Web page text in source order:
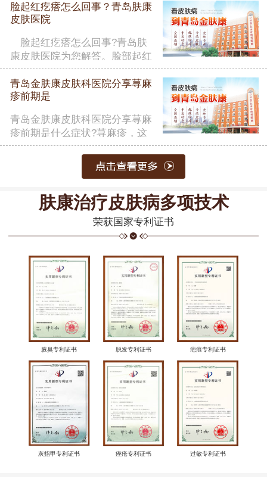
脸起红疙瘩怎么回事？青岛肤康
皮肤医院
脸起红疙瘩怎么回事?青岛肤
康皮肤医院为您解答。脸部起红
疙瘩……【详细】
青岛金肤康皮肤科医院分享荨麻
疹前期是
青岛金肤康皮肤科医院分享荨麻
疹前期是什么症状?荨麻疹，这
一常……【详细】
肤康治疗皮肤病多项技术
荣获国家专利证书
腋臭专利证书 脱发专利证书 疤痕专利证书
灰指甲专利证书 痤疮专利证书 过敏专利证书